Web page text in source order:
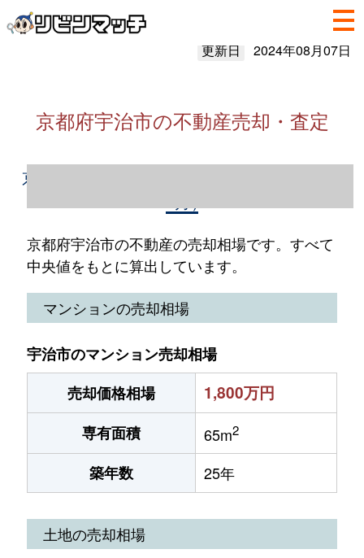
更新日 2024年08月07日
京都府宇治市の不動産売却・査定
京都府宇治市の不動産売却情報（2023年1～
京都府宇治市の不動産の売却相場です。すべて
中央値をもとに算出しています。
マンションの売却相場
宇治市のマンション売却相場
売却価格相場
1,800万円
専有面積 65m2
築年数 25年
土地の売却相場